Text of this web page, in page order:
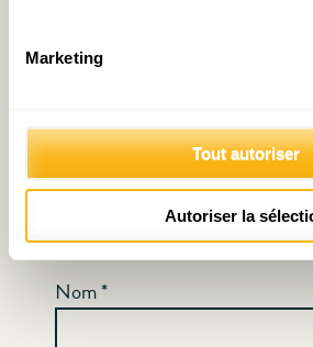
Marketing
Tout autoriser
Autoriser la
Nom*